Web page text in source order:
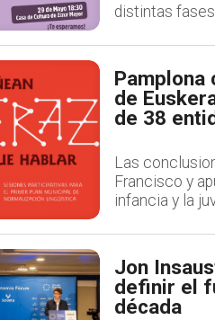
distintas fases
de
de 38
Las
Francisco y
infancia y la
Jon
definir el
década